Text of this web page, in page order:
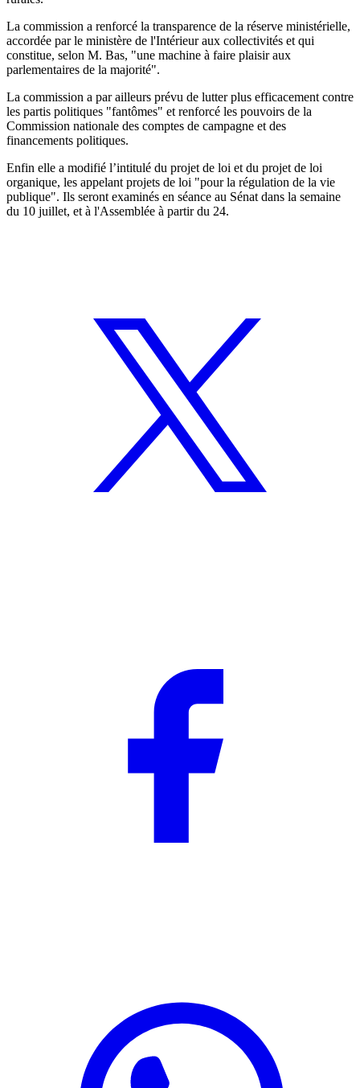
La commission a renforcé la transparence de la réserve ministérielle,
accordée par le ministère de l'Intérieur aux collectivités et qui
constitue, selon M. Bas, "une machine à faire plaisir aux
parlementaires de la majorité".
La commission a par ailleurs prévu de lutter plus efficacement contre
les partis politiques "fantômes" et renforcé les pouvoirs de la
Commission nationale des comptes de campagne et des
financements politiques.
Enfin elle a modifié l’intitulé du projet de loi et du projet de loi
organique, les appelant projets de loi "pour la régulation de la vie
publique". Ils seront examinés en séance au Sénat dans la semaine
du 10 juillet, et à l'Assemblée à partir du 24.